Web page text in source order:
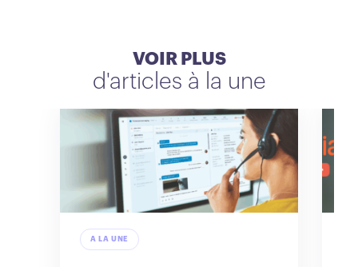
VOIR PLUS
d'articles à la une
A LA UNE